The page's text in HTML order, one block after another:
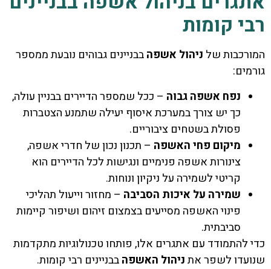
רבי קומות
המורכבות של ניהול אשפהבבניינים גבוהים נובעת ממספר
גורמים:
נפח אשפה גבוה – ככל שמספר הדיירים בבניין עולה,
כך יש צורך במערכת איסוף יעילה שתמנע הצטברות
פסולת בשטחים ציבוריים.
מיקום פחי האשפה – תכנון נכון של חדרי אשפה,
צינורות אשפה פנימיים ונגישות לכל הדיירים הוא
קריטי לשמירה על ניקיון ונוחות.
שמירה על איכות הסביבה – מחזור וייעול תהליכי
פינוי האשפה מסייעים בצמצום זיהום ושיפור קיימות
סביבתית.
כדי להתמודד עם אתגרים אלו, פותחו טכנולוגיות מתקדמות
שנועדו לשפר אתניהול האשפהבבניינים רבי קומות.